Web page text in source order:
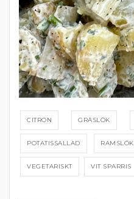
CITRON GRÄSLÖK
POTATISSALLAD RAMSLÖK
VEGETARISKT VIT SPARRIS